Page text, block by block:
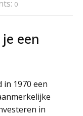
0
een
in 1970 een
in